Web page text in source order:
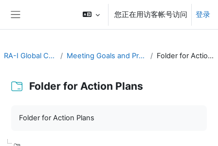
您正在用访客帐号访问 登录
RA-I Global Campus Meeting Goals and Procedures Folder for Action Plans
Folder for Action Plans
Folder for Action Plans